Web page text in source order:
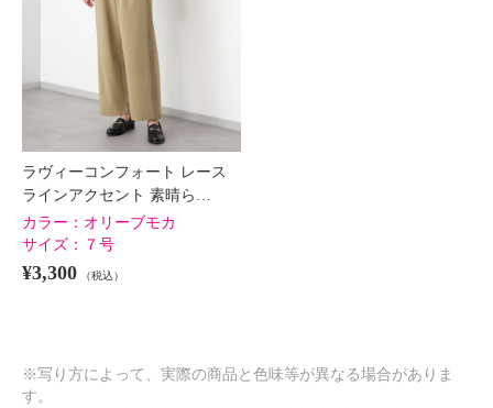
ラヴィーコンフォート レース
ラインアクセント 素晴ら…
カラー： オリーブモカ
サイズ：
７号
¥3,300 （税込）
※写り方によって、実際の商品と色味等が異なる場合がありま
す。